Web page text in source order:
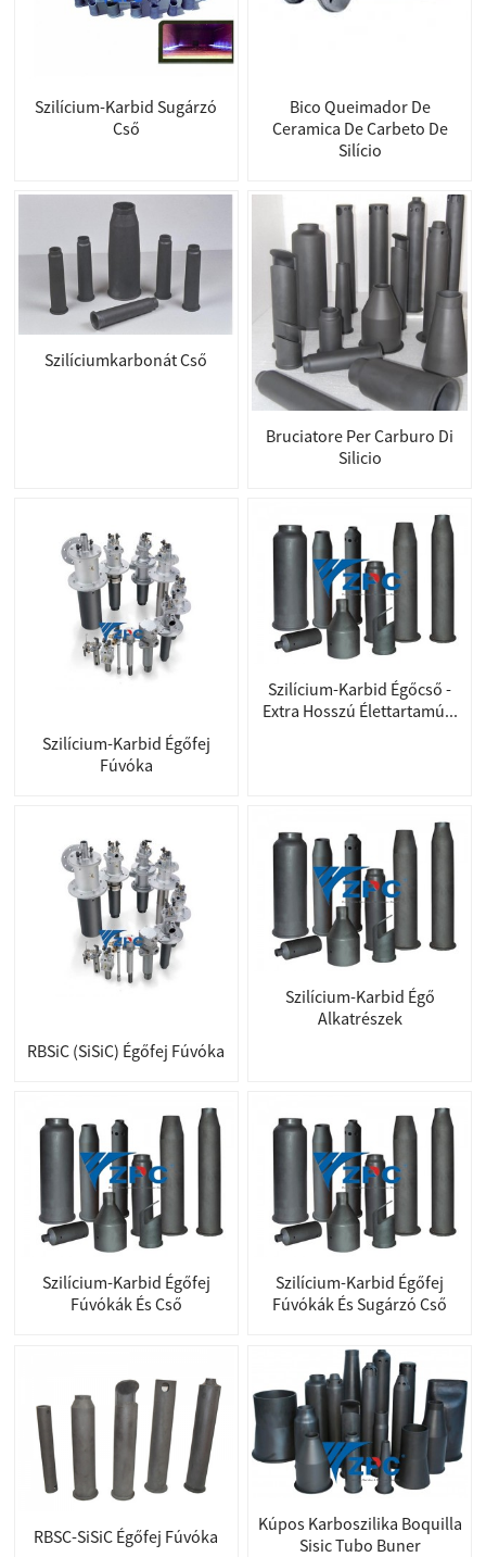
Szilícium-Karbid Sugárzó
Cső
Bico Queimador De
Ceramica De Carbeto De
Silício
Szilíciumkarbonát Cső
Bruciatore Per Carburo Di
Silicio
Szilícium-Karbid Égőfej
Fúvóka
Szilícium-Karbid Égőcső -
Extra Hosszú Élettartamú...
RBSiC (SiSiC) Égőfej Fúvóka
Szilícium-Karbid Égő
Alkatrészek
Szilícium-Karbid Égőfej
Fúvókák És Cső
Szilícium-Karbid Égőfej
Fúvókák És Sugárzó Cső
RBSC-SiSiC Égőfej Fúvóka
Kúpos Karboszilika Boquilla
Sisic Tubo Buner